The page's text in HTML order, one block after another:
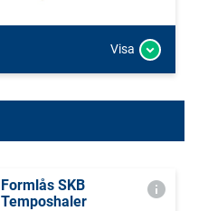
Visa
Formlås SKB
Temposhaler